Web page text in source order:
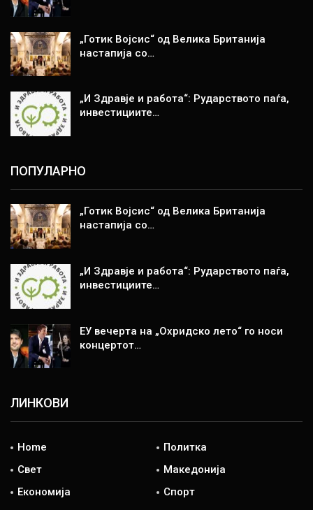
„Готик Војсис“ од Велика Британија
настапија со…
„И Здравје и работа“: Рударството паѓа,
инвестициите…
ПОПУЛАРНО
„Готик Војсис“ од Велика Британија
настапија со…
„И Здравје и работа“: Рударството паѓа,
инвестициите…
ЕУ вечерта на „Охридско лето“ го носи
концертот…
ЛИНКОВИ
Home
Политка
Свет
Македонија
Економија
Спорт